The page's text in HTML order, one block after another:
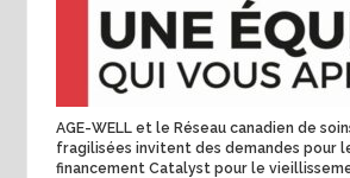
AGE-WELL et le Réseau canadien de
fragilisées invitent des demandes pour
financement Catalyst pour le